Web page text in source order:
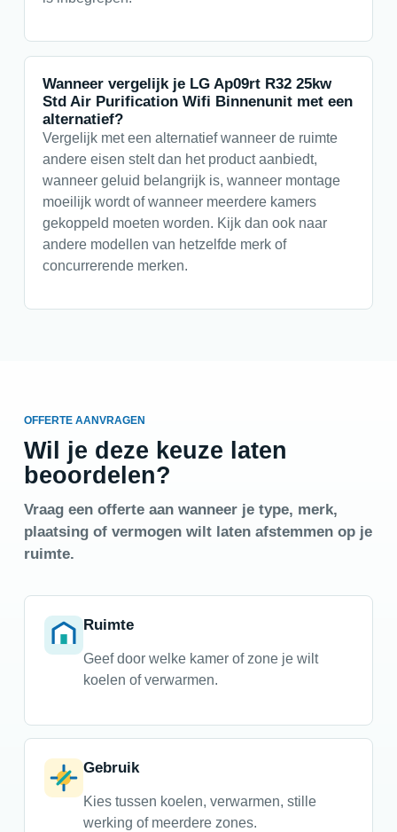
Wanneer vergelijk je LG Ap09rt R32 25kw
Std Air Purification Wifi Binnenunit met een
alternatief?
Vergelijk met een alternatief wanneer de ruimte
andere eisen stelt dan het product aanbiedt,
wanneer geluid belangrijk is, wanneer montage
moeilijk wordt of wanneer meerdere kamers
gekoppeld moeten worden. Kijk dan ook naar
andere modellen van hetzelfde merk of
concurrerende merken.
OFFERTE AANVRAGEN
Wil je deze keuze laten
beoordelen?
Vraag een offerte aan wanneer je type, merk,
plaatsing of vermogen wilt laten afstemmen op je
ruimte.
Ruimte
Geef door welke kamer of zone je wilt
koelen of verwarmen.
Gebruik
Kies tussen koelen, verwarmen, stille
werking of meerdere zones.